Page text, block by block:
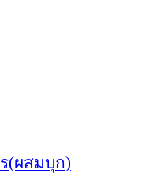
(ผสมบุก)